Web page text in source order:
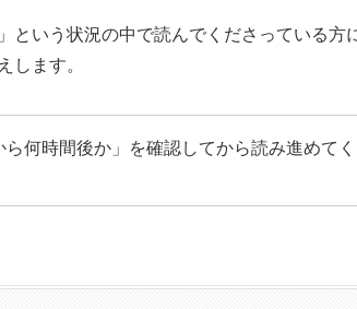
という状況の中で読んでくださっている方
ます。
ら何時間後か」を確認してから読み進めて